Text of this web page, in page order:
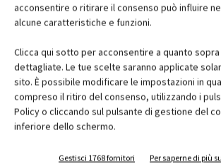
acconsentire o ritirare il consenso può influire
alcune caratteristiche e funzioni.
Clicca qui sotto per acconsentire a quanto
dettagliate. Le tue scelte saranno applicate
sito. È possibile modificare le impostazioni in
compreso il ritiro del consenso, utilizzando i
Policy o cliccando sul pulsante di gestione del
inferiore dello schermo.
Gestisci 1768 fornitori Per saperne di più
Edicola web
Abbonati e regala
Iscriviti alla newsletter